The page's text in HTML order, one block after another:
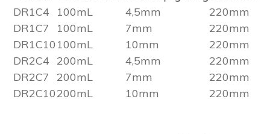
DR1C4
100mL 4,5mm
220mm
DR1C7
100mL 7mm
220mm
DR1C10 100mL 10mm
220mm
DR2C4
200mL 4,5mm
220mm
DR2C7
200mL 7mm
220mm
DR2C10200mL 10mm 220mm